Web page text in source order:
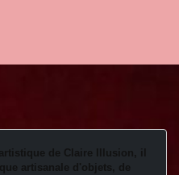
de Claire Illusion, il
artisanale d'objets, de